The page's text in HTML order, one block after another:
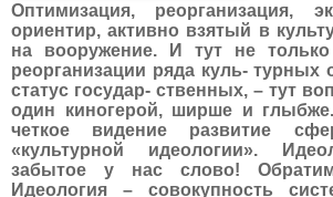
Оптимизация, реорганизация,
ориентир, активно взятый в
на вооружение. И тут не
реорганизации ряда куль-
статус государ- ственных, – тут
один киногерой, ширше и
четкое видение развитие
«культурной идеологии».
забытое у нас слово!
Идеология – совокупность